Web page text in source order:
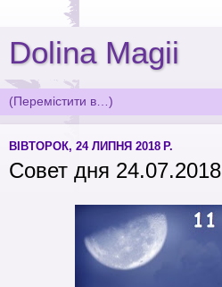
Dolina Magii
ВІВТОРОК, 24 ЛИПНЯ 2018 Р.
Совет дня 24.07.2018